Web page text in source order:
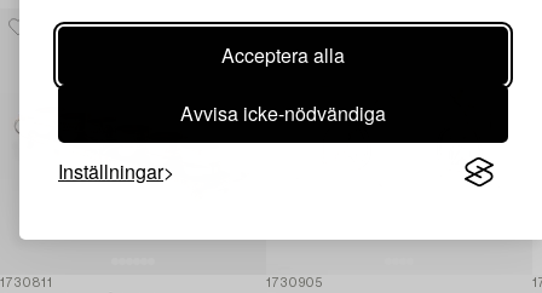
Acceptera alla
Avvisa icke-nödvändiga
Inställningar
1730811 1730905